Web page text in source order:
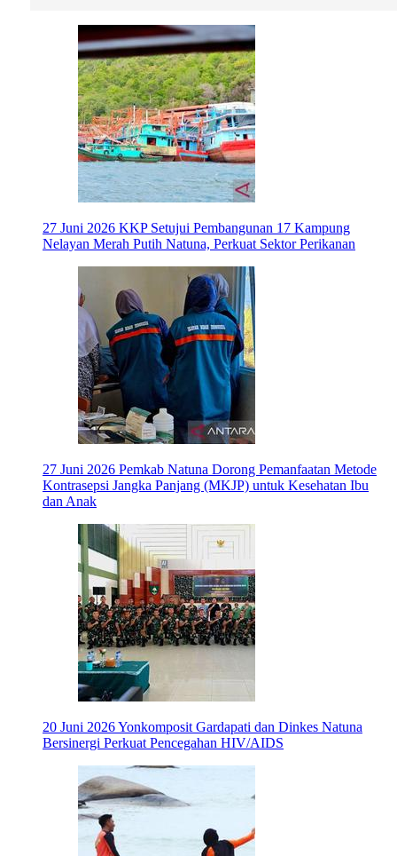
27 Juni 2026 KKP Setujui Pembangunan 17 Kampung
Nelayan Merah Putih Natuna, Perkuat Sektor Perikanan
27 Juni 2026 Pemkab Natuna Dorong Pemanfaatan Metode
Kontrasepsi Jangka Panjang (MKJP) untuk Kesehatan Ibu
dan Anak
20 Juni 2026Yonkomposit Gardapati dan Dinkes Natuna
Bersinergi Perkuat Pencegahan HIV/AIDS